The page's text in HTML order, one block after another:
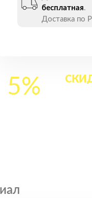
бесплатная.
Доставка по
5%